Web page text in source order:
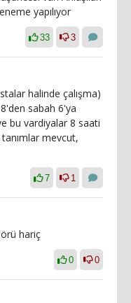
yapılıyor
33 3
halinde çalışma)
sabah 6'ya
bu vardiyalar 8 saati
mevcut,
7 1
hariç
0 0